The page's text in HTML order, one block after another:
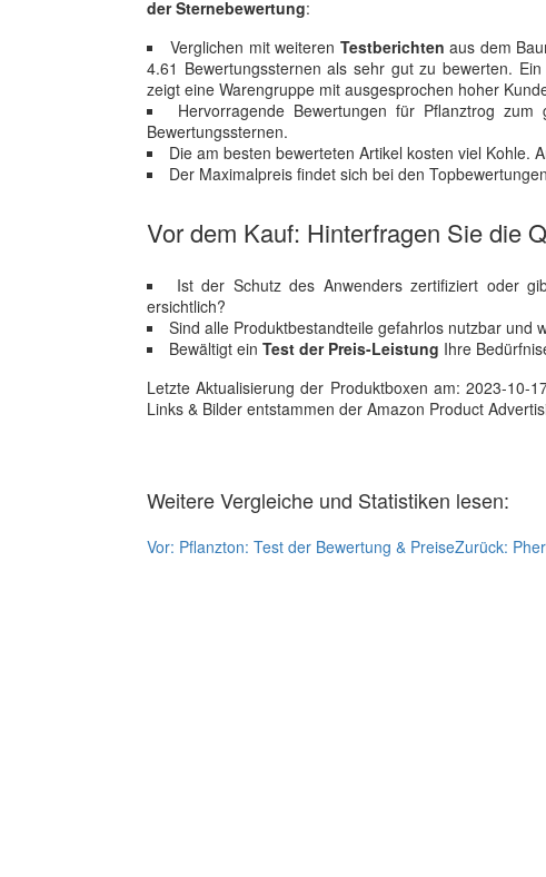
der Sternebewertung:
Verglichen mit weiteren Testberichten aus dem
4.61 Bewertungssternen als sehr gut zu bewerten.
zeigt eine Warengruppe mit ausgesprochen hoher
Hervorragende Bewertungen für Pflanztrog
Bewertungssternen.
Die am besten bewerteten Artikel kosten viel Kohle.
Der Maximalpreis findet sich bei den
Vor dem Kauf: Hinterfragen Sie die
Ist der Schutz des Anwenders zertifiziert oder
ersichtlich?
Sind alle Produktbestandteile gefahrlos nutzbar und
Bewältigt ein Test der Preis-Leistung Ihre
Letzte Aktualisierung der Produktboxen am: 2023-10-
Links & Bilder entstammen der Amazon Product
Weitere Vergleiche und Statistiken lesen:
Vor: Pflanzton: Test der Bewertung & PreiseZurück: